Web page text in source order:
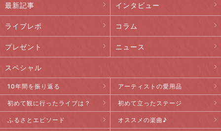
最新記事 インタビュー
ライブレポ コラム
プレゼント ニュース
スペシャル
10年間を振り返る アーティストの愛用品
初めて観に行ったライブは？ 初めて立ったステージ
ふるさとエピソード オススメの楽曲♪